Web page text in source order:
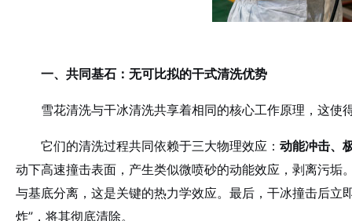
一、共同基石：无可比拟的干式清洗优势
雪花清洗与干冰清洗共享着相同的核心工作原理，这使
它们的清洗过程共同依赖于三大物理效应： 动能冲击、
动下高速撞击表面，产生类似微喷砂的动能效应，剥离污
与基底分离，这是关键的热力学效应。最后，干冰撞击后
炸”，将其彻底清除。